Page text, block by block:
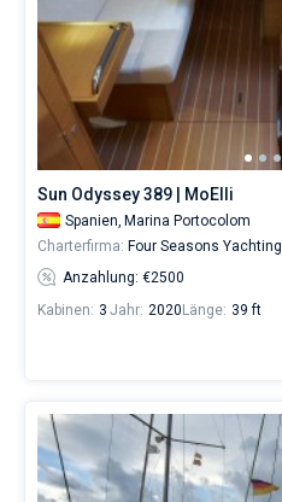
Portocolom
von
1323€
sowohl
Liebhaber
Urlaubs
als
auch
für
Segler,
die
Segel
nicht
vorstellen.
Sun Odyssey 389 | MoElli
Spanien, Marina Portocolom
Charterfirma: Four Seasons Yachting
Anzahlung: €2500
Kabinen: 3 Jahr: 2020 Länge: 39 ft